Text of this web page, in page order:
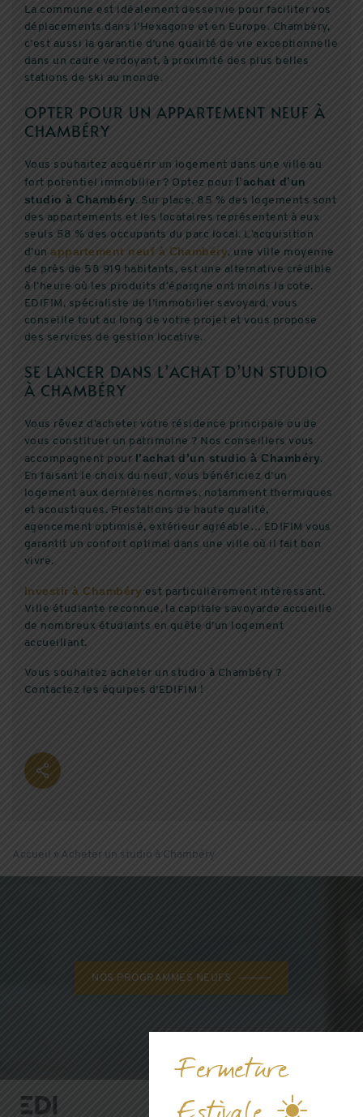
La commune est idéalement desservie pour faciliter vos
déplacements dans l’Hexagone et en Europe. Chambéry,
c’est aussi la garantie d’une qualité de vie exceptionnelle
dans un cadre verdoyant, à proximité des plus belles
stations de ski au monde.
OPTER POUR UN APPARTEMENT NEUF À
CHAMBÉRY
Vous souhaitez acquérir un logement dans une ville au
fort potentiel immobilier ? Optez pour l’achat d’un
studio à Chambéry. Sur place, 85 % des logements sont
des appartements et les locataires représentent à eux
seuls 58 % des occupants du parc local. L’acquisition
d’unappartement neuf à Chambéry, une ville moyenne
de près de 58 919 habitants, est une alternative crédible
à l’heure où les produits d’épargne ont moins la cote.
EDIFIM, spécialiste de l’immobilier savoyard, vous
conseille tout au long de votre projet et vous propose
des services de gestion locative.
SE LANCER DANS L’ACHAT D’UN STUDIO
À CHAMBÉRY
Vous rêvez d’acheter votre résidence principale ou de
vous constituer un patrimoine ? Nos conseillers vous
accompagnent pour l’achat d’un studio à Chambéry.
En faisant le choix du neuf, vous bénéficiez d’un
logement aux dernières normes, notamment thermiques
et acoustiques. Prestations de haute qualité,
agencement optimisé, extérieur agréable… EDIFIM vous
garantit un confort optimal dans une ville où il fait bon
vivre.
Investir à Chambéry est particulièrement intéressant.
Ville étudiante reconnue, la capitale savoyarde accueille
de nombreux étudiants en quête d’un logement
accueillant.
Vous souhaitez acheter un studio à Chambéry ?
Contactez les équipes d’EDIFIM !
Accueil » Acheter un studio à Chambéry
NOS PROGRAMMES NEUFS
Fermeture